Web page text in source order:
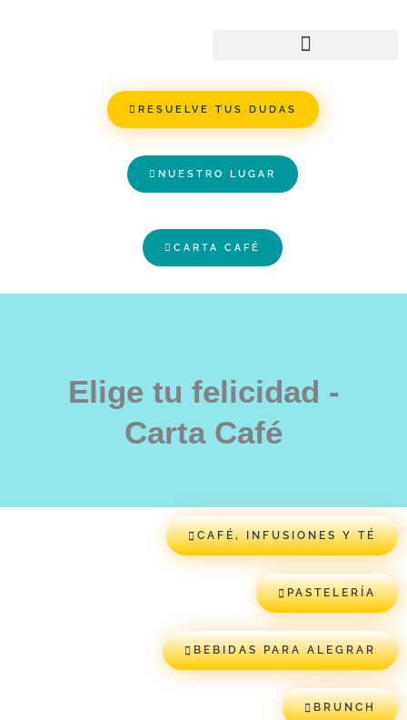
RESUELVE TUS DUDAS
NUESTRO LUGAR
CARTA CAFÉ
Elige tu felicidad -
Carta Café
CAFÉ, INFUSIONES Y TÉ
PASTELERÍA
BEBIDAS PARA ALEGRAR
BRUNCH